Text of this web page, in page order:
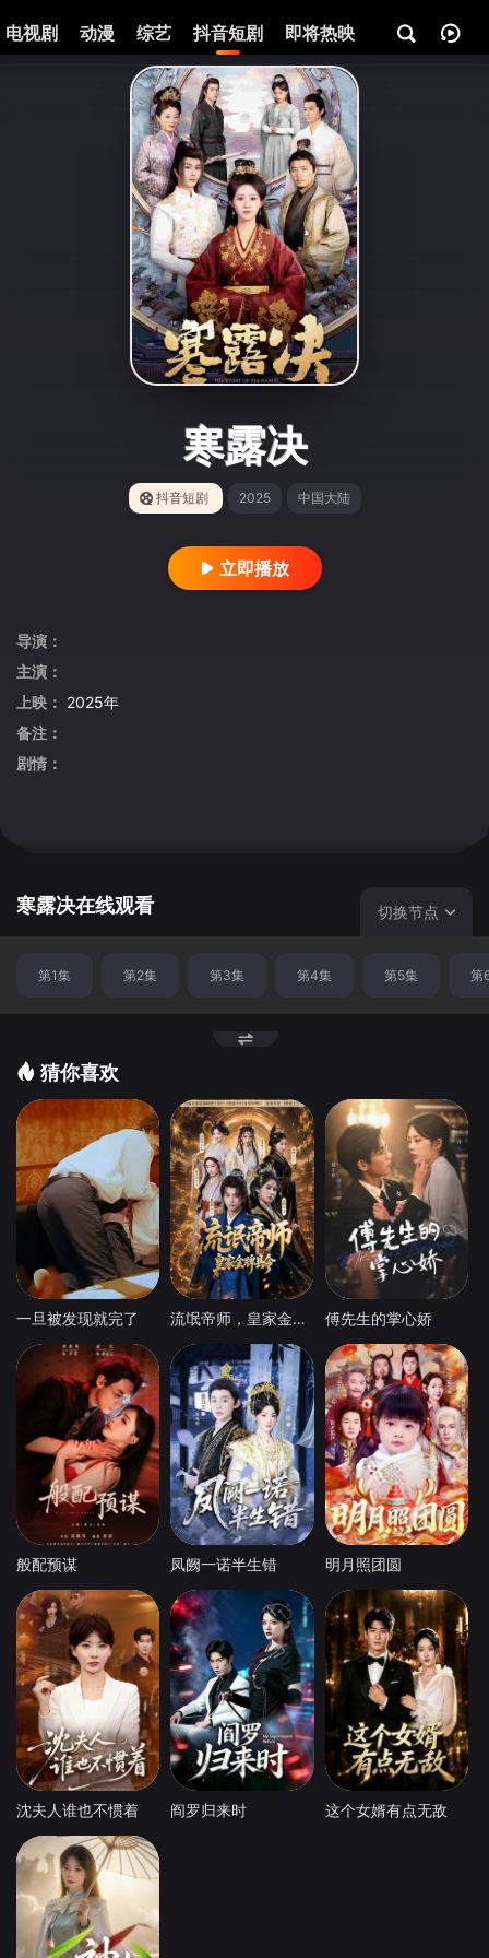
电视剧 动漫 综艺 抖音短剧 即将热映 资讯
寒露决
抖音短剧 2025 中国大陆
立即播放
导演：
主演：
上映： 2025年
备注：
剧情：
寒露决在线观看 切换节点
第1集 第2集 第3集 第4集 第5集 第
猜你喜欢
一旦被发现就完了 流氓帝师，皇家金牌县令 傅先生的掌心娇
般配预谋 凤阙一诺半生错 明月照团圆
沈夫人谁也不惯着 阎罗归来时 这个女婿有点无敌